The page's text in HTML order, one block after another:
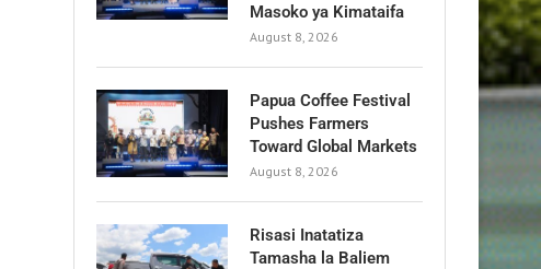
Masoko ya Kimataifa
August 8, 2026
Papua Coffee Festival
Pushes Farmers
Toward Global Markets
August 8, 2026
Risasi Inatatiza
Tamasha la Baliem